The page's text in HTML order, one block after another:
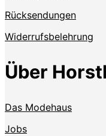
Rücksendungen
Widerrufsbelehrung
Über
Das Modehaus
Jobs